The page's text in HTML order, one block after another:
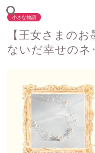
小さな物語
【王女さまの
ないだ幸せのネ